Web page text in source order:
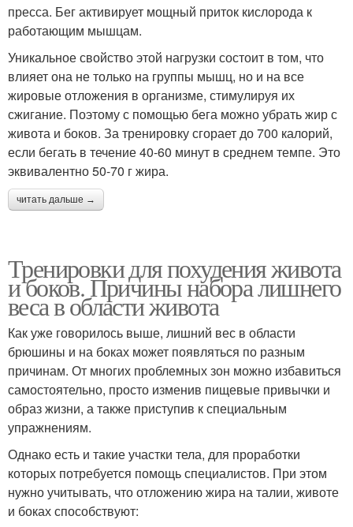
пресса. Бег активирует мощный приток кислорода к
работающим мышцам.
Уникальное свойство этой нагрузки состоит в том, что
влияет она не только на группы мышц, но и на все
жировые отложения в организме, стимулируя их
сжигание. Поэтому с помощью бега можно убрать жир с
живота и боков. За тренировку сгорает до 700 калорий,
если бегать в течение 40-60 минут в среднем темпе. Это
эквивалентно 50-70 г жира.
читать дальше →
Тренировки для похудения живота
и боков. Причины набора лишнего
веса в области живота
Как уже говорилось выше, лишний вес в области
брюшины и на боках может появляться по разным
причинам. От многих проблемных зон можно избавиться
самостоятельно, просто изменив пищевые привычки и
образ жизни, а также приступив к специальным
упражнениям.
Однако есть и такие участки тела, для проработки
которых потребуется помощь специалистов. При этом
нужно учитывать, что отложению жира на талии, животе
и боках способствуют: